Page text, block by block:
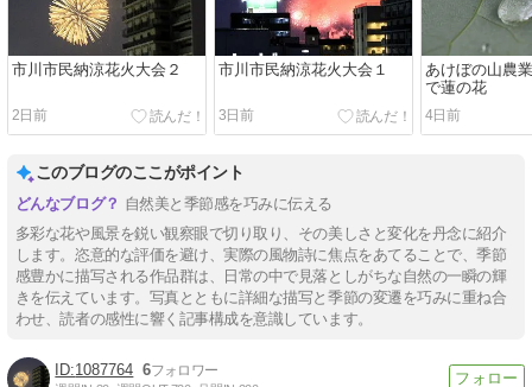
市川市民納涼花火大会２
2日前
市川市民納涼花火大会１
3日前
あけぼの山農
で蓮の花
4日前
このブログのここがポイント
自然美と季節感を巧みに伝える
多彩な花や風景を鋭い観察眼で切り取り、その美しさと変化を丹念に紹介
します。恣意的な評価を避け、実際の風物詩に焦点をあてることで、季節
感豊かに描写される作品群は、日常の中で見落としがちな自然の一瞬の輝
きを伝えています。写真とともに詳細な描写と季節の変遷を巧みに重ね合
わせ、読者の感性に響く記事構成を意識しています。
1087764 6